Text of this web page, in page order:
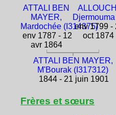
ATTALI BEN
MAYER,
Mardochée (I314375)
env 1787 - 12
avr 1864
env 1799 -
oct 1874
ATTALI BEN MAYER,
M'Bourak (I317312)
1844 - 21 juin 1901
Frères et sœurs